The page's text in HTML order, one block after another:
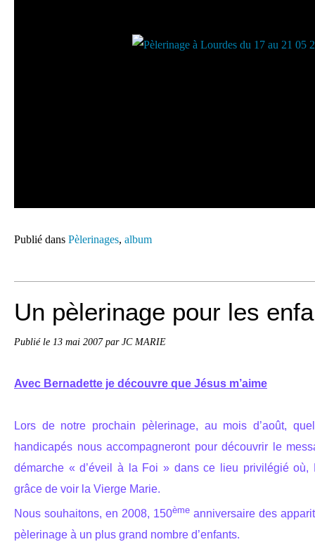
Publié dans Pèlerinages, album
Un pèlerinage pour les
Publié le 13 mai 2007par JC MARIE
Avec Bernadette je découvre que Jésus m’aime
Lors de notre prochain pèlerinage, au mois d’août,
handicapés nous accompagneront pour découvrir le
démarche « d’éveil à la Foi » dans ce lieu privilégié où,
grâce de voir la Vierge Marie.
Nous souhaitons, en 2008, 150ème anniversaire des
pèlerinage à un plus grand nombre d’enfants.